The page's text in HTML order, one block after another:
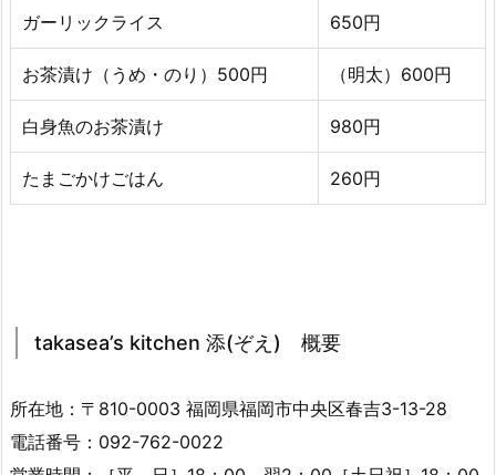
ガーリックライス 650円
お茶漬け（うめ・のり）500円 （明太）600円
白身魚のお茶漬け 980円
たまごかけごはん 260円
takasea’s kitchen 添(ぞえ) 概要
所在地：〒810-0003 福岡県福岡市中央区春吉3-13-28
電話番号：092-762-0022